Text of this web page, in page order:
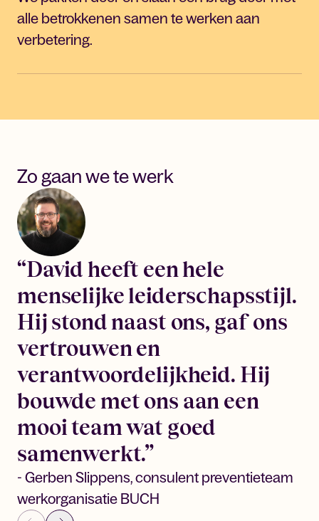
oplossingen.
alle betrokkenen samen te werken aan
verbetering.
Verbinding is essentieel om democratische
extern. We schakelen altijd tussen de
Zo gaan we te werk
“David heeft een hele
menselijke leiderschapsstijl.
Hij stond naast ons, gaf ons
vertrouwen en
verantwoordelijkheid. Hij
bouwde met ons aan een
mooi team wat goed
samenwerkt.”
- Gerben Slippens, consulent preventieteam
werkorganisatie BUCH